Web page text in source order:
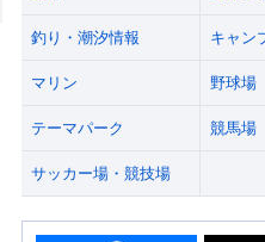
釣り・潮汐情報 キャン
マリン 野球場
テーマパーク 競馬場
サッカー場・競技場